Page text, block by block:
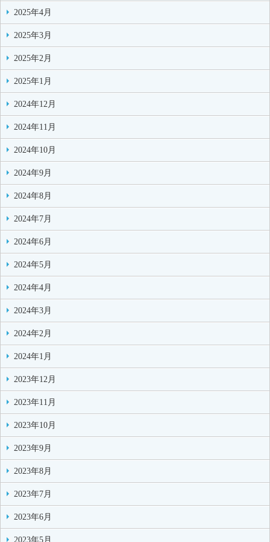
2025年4月
2025年3月
2025年2月
2025年1月
2024年12月
2024年11月
2024年10月
2024年9月
2024年8月
2024年7月
2024年6月
2024年5月
2024年4月
2024年3月
2024年2月
2024年1月
2023年12月
2023年11月
2023年10月
2023年9月
2023年8月
2023年7月
2023年6月
2023年5月